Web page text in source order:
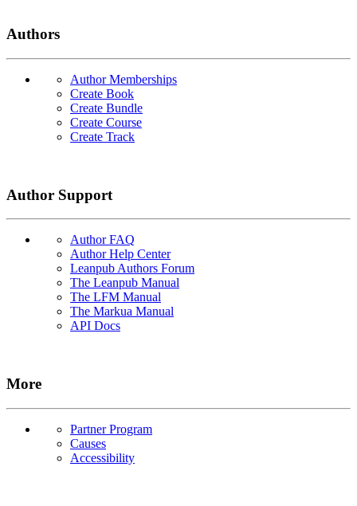
Authors
Author Memberships
Create Book
Create Bundle
Create Course
Create Track
Author Support
Author FAQ
Author Help Center
Leanpub Authors Forum
The Leanpub Manual
The LFM Manual
The Markua Manual
API Docs
More
Partner Program
Causes
Accessibility